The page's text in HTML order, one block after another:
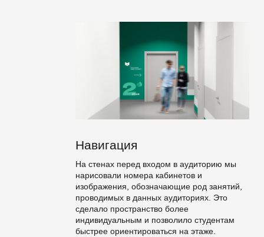
Навигация
На стенах перед входом в аудиторию мы
нарисовали номера кабинетов и
изображения, обозначающие род занятий,
проводимых в данных аудиториях. Это
сделало пространство более
индивидуальным и позволило студентам
быстрее ориентироваться на этаже.